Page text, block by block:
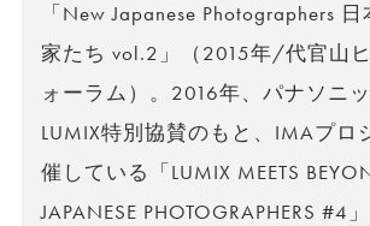
「New Japanese Photographers
家たち vol.2」（2015年/代官山
ォーラム）。2016年、パナソニ
LUMIX特別協賛のもと、IMAプロ
催している「LUMIX MEETS
JAPANESE PHOTOGRAPHERS #4